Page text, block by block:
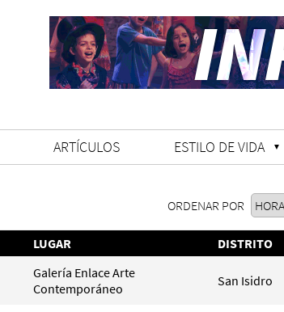
ARTÍCULOS ESTILO DE VIDA
ORDENAR POR
LUGAR DISTRITO
Galería Enlace Arte
Contemporáneo
San Isidro